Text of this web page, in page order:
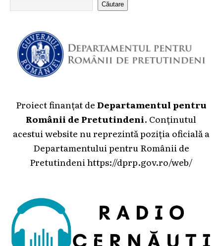
Căutare
Proiect finanțat deDepartamentul pentru
Românii de Pretutindeni. Conținutul
acestui website nu reprezintă poziția oficială a
Departamentului pentru Românii de
Pretutindeni https://dprp.gov.ro/web/